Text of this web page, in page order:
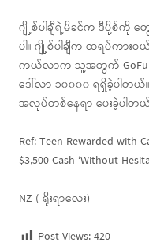
ဂျို့စ်ပါချီရဲ့မိခင်က ဒီပို့စ်
ပါ။ ဂျို့စ်ပါချီက ထရပ်ကာ
ကယ်လာက သူ့အတွက်
ဒေါ်လာ ၁၀၀၀၀ ရရှိခဲ့ပါတယ်
အလုပ်တစ်နေရာ ပေးခဲ့ပါတ
Ref: Teen Rewarded with
$3,500 Cash ‘Without
NZ ( ရိုးရာလေး)
Post Views:420